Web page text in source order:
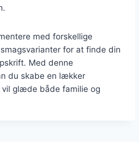
med forskellige
for at finde din
Med denne
du skabe en lækker
vil glæde både familie og